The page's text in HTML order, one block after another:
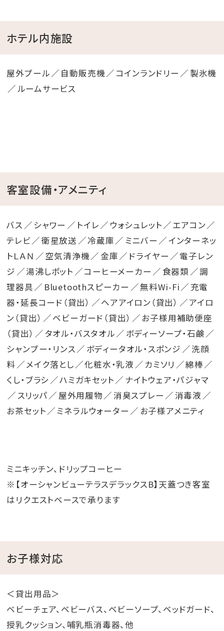
ホテル内施設
屋外プール 自動販売機 コインランドリー
製氷機
ルームサービス
客室設備・アメニティ
バス シャワー トイレ ウォシュレット
エアコン
テレビ
衛星放送 冷蔵庫 ミニバー
インターネッ
トＬＡＮ
空気清浄機 金庫 ドライヤー
電子レン
ジ
湯沸しポット コーヒーメーカー 食器類
調
理器具
Bluetoothスピーカー 無料Wi-Fi
充電
器・延長コード（貸出）
ヘアアイロン（貸出）
アイロ
ン（貸出）
ベビーガード（貸出）
お子様用補助便座
（貸出）
タオル・バスタオル
ボディーソープ・石鹸
シャンプー・リンス
ボディータオル・スポンジ
洗顔
料
メイク落とし 化粧水・乳液 カミソリ
綿棒
くし・ブラシ
ハミガキセット
ナイトウェア・パジャマ
スリッパ
屋外用履物 消臭スプレー
消毒液
お茶セット
ミネラルウォーター お子様アメニティ
ミニキッチン、ドリップコーヒー
※【オーシャンビューテラスデラックスB】天蓋つき客室
はリクエストベースで承ります
お子様対応
＜貸出用品＞
ベビーチェア、ベビーバス、ベビーソープ、ベッドガード、
授乳クッション、哺乳瓶消毒器、他